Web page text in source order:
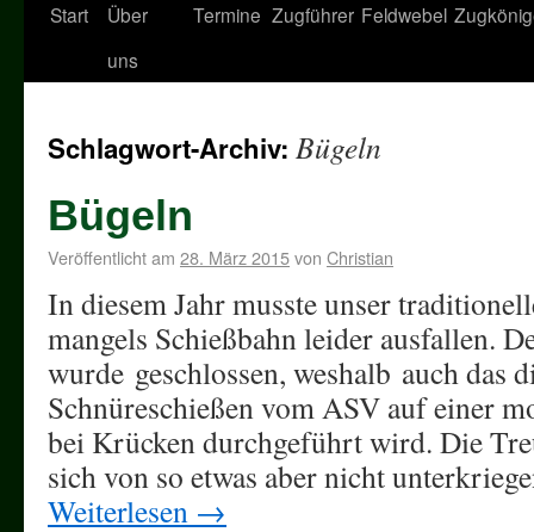
Start
Über
uns
Termine Zugführer Feldwebel
Schlagwort-Archiv: Bügeln
Bügeln
Veröffentlicht am 28. März 2015von Christian
In diesem Jahr musste unser
mangels Schießbahn leider ausfallen.
wurde geschlossen, weshalb auch das
Schnüreschießen vom ASV auf einer
bei Krücken durchgeführt wird. Die
sich von so etwas aber nicht
Weiterlesen →